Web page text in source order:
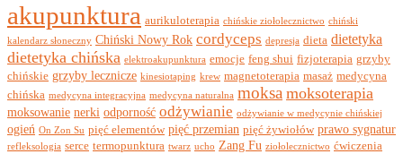
akupunktura aurikuloterapia chińskie ziołolecznictwo chiński
kalendarz słoneczny Chiński Nowy Rok cordyceps depresja dieta dietetyka
dietetyka chińska elektroakupunktura emocje feng shui fizjoterapia grzyby
chińskie grzyby lecznicze kinesiotaping krew magnetoterapia masaż medycyna
chińska medycyna integracyjna medycyna naturalna moksa moksoterapia
moksowanie nerki odporność odżywianie odżywianie w medycynie chińskiej
ogień On Zon Su pięć elementów pięć przemian pięć żywiołów prawo sygnatur
refleksologia serce termopunktura twarz ucho Zang Fu ziołolecznictwo ćwiczenia